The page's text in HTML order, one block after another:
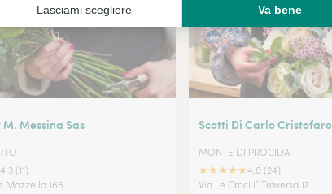
Messina Sas
4.3 (11)
Mazzella 166
Scotti Di Carlo Cristofaro
MONTE DI PROCIDA
★★★★★4.8 (24)
Via Le Croci I° Traversa 17